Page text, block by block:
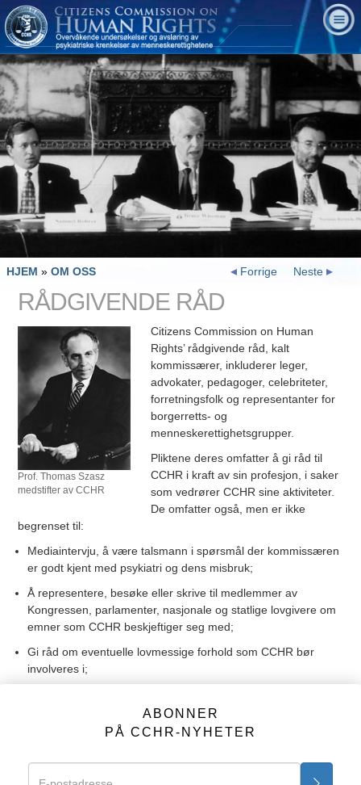
HJEM » OM OSS Neste
Forrige
RÅDGIVENDE RÅD
Prof. Thomas Szasz
medstifter av CCHR
Citizens Commission on Human
Rights’ rådgivende råd, kalt
kommissærer, inkluderer leger,
advokater, pedagoger, celebriteter,
forretningsfolk og representanter for
borgerretts- og
menneskerettighetsgrupper.
Pliktene deres omfatter å gi råd til
CCHR i kraft av sin profesjon, i saker
som vedrører CCHR sine aktiviteter.
De omfatter også, men er ikke
begrenset til:
Mediaintervju, å være talsmann i spørsmål der kommissæren
er godt kjent med psykiatri og dens misbruk;
Å representere, besøke eller skrive til medlemmer av
Kongressen, parlamenter, nasjonale og statlige lovgivere om
emner som CCHR beskjeftiger seg med;
Gi råd om eventuelle lovmessige forhold som CCHR bør
involveres i;
kan holde om et bestemt aspekt av psykiatrisk misbruk;
Å la sitt navn brukes i CCHRs publikasjoner, kampanjer eller å
Sende forskning eller artikkel av mulig interesse for CCHR
ABONNER
PÅ CCHR-NYHETER